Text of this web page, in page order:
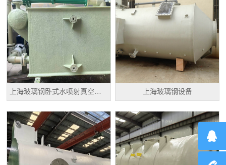
上海玻璃钢设备